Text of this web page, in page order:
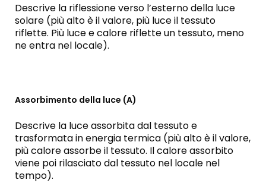
Descrive la riflessione verso l’esterno della luce
solare (più alto è il valore, più luce il tessuto
riflette. Più luce e calore riflette un tessuto, meno
ne entra nel locale).
Assorbimento della luce (A)
Descrive la luce assorbita dal tessuto e
trasformata in energia termica (più alto è il valore,
più calore assorbe il tessuto. Il calore assorbito
viene poi rilasciato dal tessuto nel locale nel
tempo).